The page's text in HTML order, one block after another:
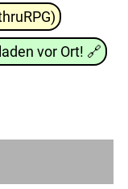
vor Ort! 🔗